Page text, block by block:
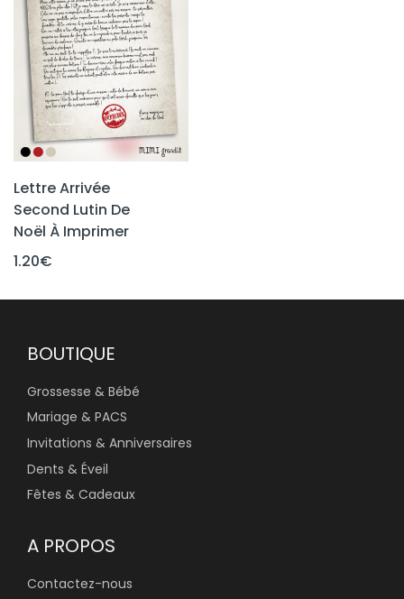
Lettre Arrivée
Second Lutin De
Noël À Imprimer
1.20€
BOUTIQUE
Grossesse & Bébé
Mariage & PACS
Invitations & Anniversaires
Dents & Éveil
Fêtes & Cadeaux
A PROPOS
Contactez-nous